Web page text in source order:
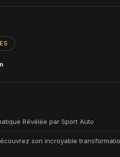
Révélée par Sport Auto
son incroyable